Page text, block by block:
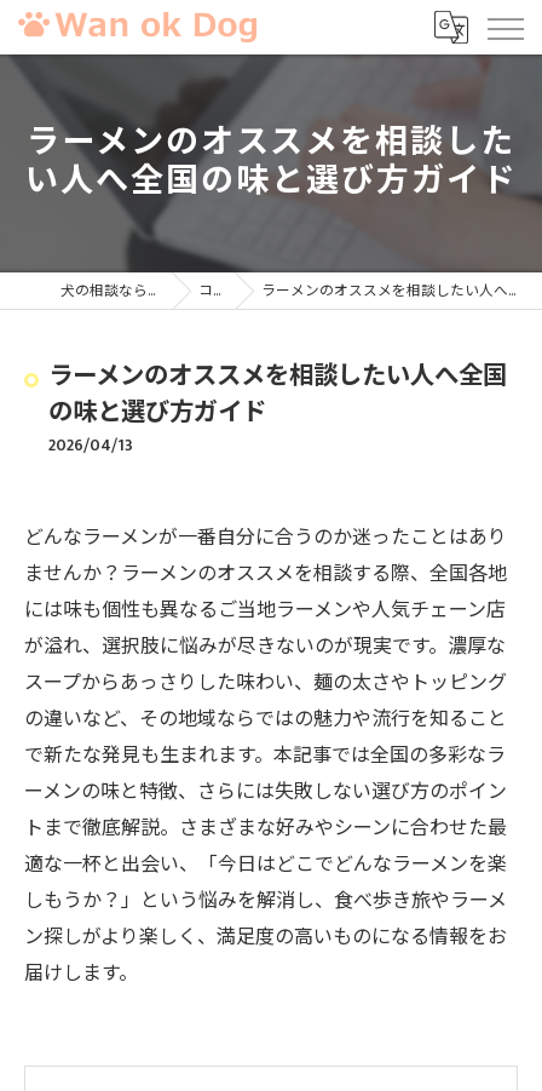
ラーメンのオススメを相談した
い人へ全国の味と選び方ガイド
犬の相談ならWan ok Dog コラム ラーメンのオススメを相談したい人へ全国の味と選び方ガイド
ラーメンのオススメを相談したい人へ全国
の味と選び方ガイド
2026/04/13
どんなラーメンが一番自分に合うのか迷ったことはあり
ませんか？ラーメンのオススメを相談する際、全国各地
には味も個性も異なるご当地ラーメンや人気チェーン店
が溢れ、選択肢に悩みが尽きないのが現実です。濃厚な
スープからあっさりした味わい、麺の太さやトッピング
の違いなど、その地域ならではの魅力や流行を知ること
で新たな発見も生まれます。本記事では全国の多彩なラ
ーメンの味と特徴、さらには失敗しない選び方のポイン
トまで徹底解説。さまざまな好みやシーンに合わせた最
適な一杯と出会い、「今日はどこでどんなラーメンを楽
しもうか？」という悩みを解消し、食べ歩き旅やラーメ
ン探しがより楽しく、満足度の高いものになる情報をお
届けします。